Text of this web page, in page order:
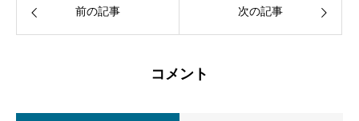
前の記事 次の記事
コメント